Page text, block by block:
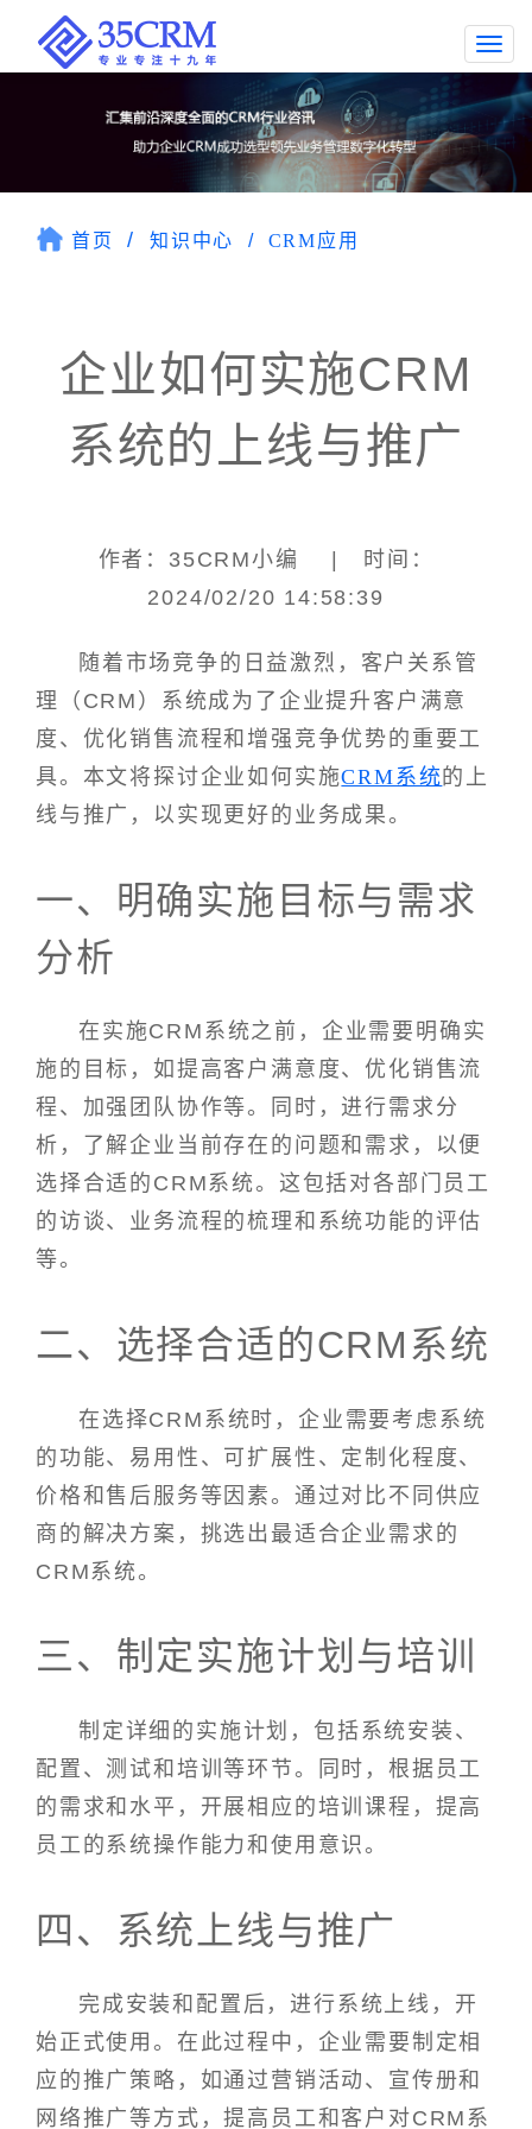
首页 知识中心 CRM应用
企业如何实施CRM
系统的上线与推广
作者：35CRM小编 | 时间：
2024/02/20 14:58:39
随着市场竞争的日益激烈，客户关系管
理（CRM）系统成为了企业提升客户满意
度、优化销售流程和增强竞争优势的重要工
具。本文将探讨企业如何实施CRM系统的上
线与推广，以实现更好的业务成果。
一、明确实施目标与需求
分析
在实施CRM系统之前，企业需要明确实
施的目标，如提高客户满意度、优化销售流
程、加强团队协作等。同时，进行需求分
析，了解企业当前存在的问题和需求，以便
选择合适的CRM系统。这包括对各部门员工
的访谈、业务流程的梳理和系统功能的评估
等。
二、选择合适的CRM系统
在选择CRM系统时，企业需要考虑系统
的功能、易用性、可扩展性、定制化程度、
价格和售后服务等因素。通过对比不同供应
商的解决方案，挑选出最适合企业需求的
CRM系统。
三、制定实施计划与培训
制定详细的实施计划，包括系统安装、
配置、测试和培训等环节。同时，根据员工
的需求和水平，开展相应的培训课程，提高
员工的系统操作能力和使用意识。
四、系统上线与推广
完成安装和配置后，进行系统上线，开
始正式使用。在此过程中，企业需要制定相
应的推广策略，如通过营销活动、宣传册和
网络推广等方式，提高员工和客户对CRM系